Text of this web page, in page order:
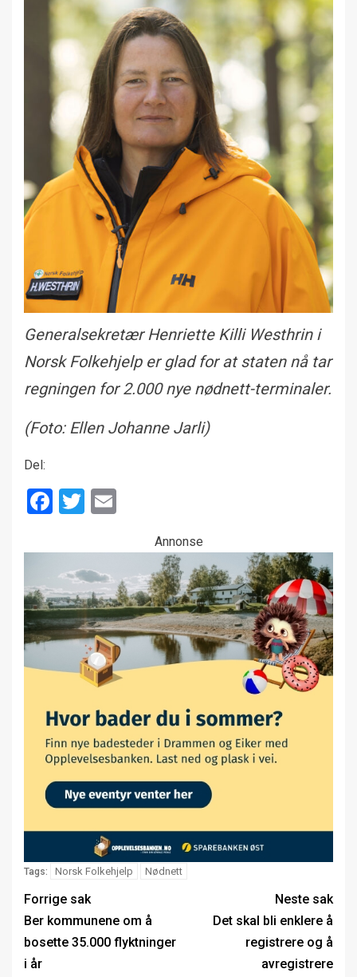
Generalsekretær Henriette Killi Westhrin i
Norsk Folkehjelp er glad for at staten nå tar
regningen for 2.000 nye nødnett-terminaler.
(Foto: Ellen Johanne Jarli)
Del:
Facebook
Twitter
Annonse
Tags: Norsk Folkehjelp Nødnett
Forrige sak
Ber kommunene om å
bosette 35.000 flyktninger
i år
Neste sak
Det skal bli enklere å
registrere og å
avregistrere